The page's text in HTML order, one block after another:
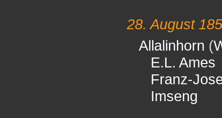
28. August
Allalinhorn (
E.L. Ames
Franz-
Imseng